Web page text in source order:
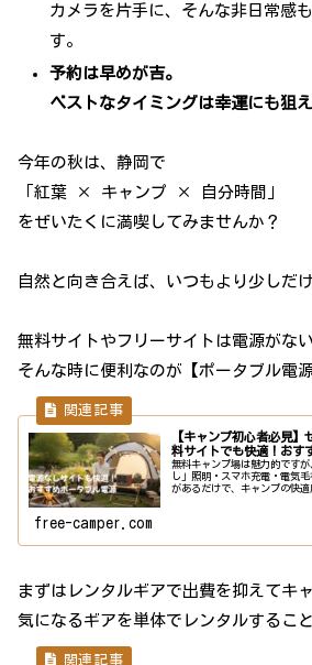
カメラを片手に、そんな非日常感
す。
予約は早めが吉。
ベストなタイミングは幸運にも狙え
今年の秋は、静岡で
「紅葉 × キャンプ × 自分時間」
をぜいたくに満喫してみませんか？
自然と向き合えば、いつもより少しだ
無料サイトやフリーサイトは電源がな
そんな時に便利なのが【ポータブル電源
【キャンプ初心者必見
料サイトでも快適！おす
無料キャンプ場は魅力的です
し」照明・スマホ充電・電気
があるだけで、キャンプの快
free-camper.com
まずはレンタルギアで出費を抑えてキ
気になるギアを単体でレンタルするこ